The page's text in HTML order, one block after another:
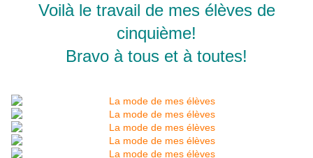
Voilà le travail de mes élèves de
cinquième!
Bravo à tous et à toutes!